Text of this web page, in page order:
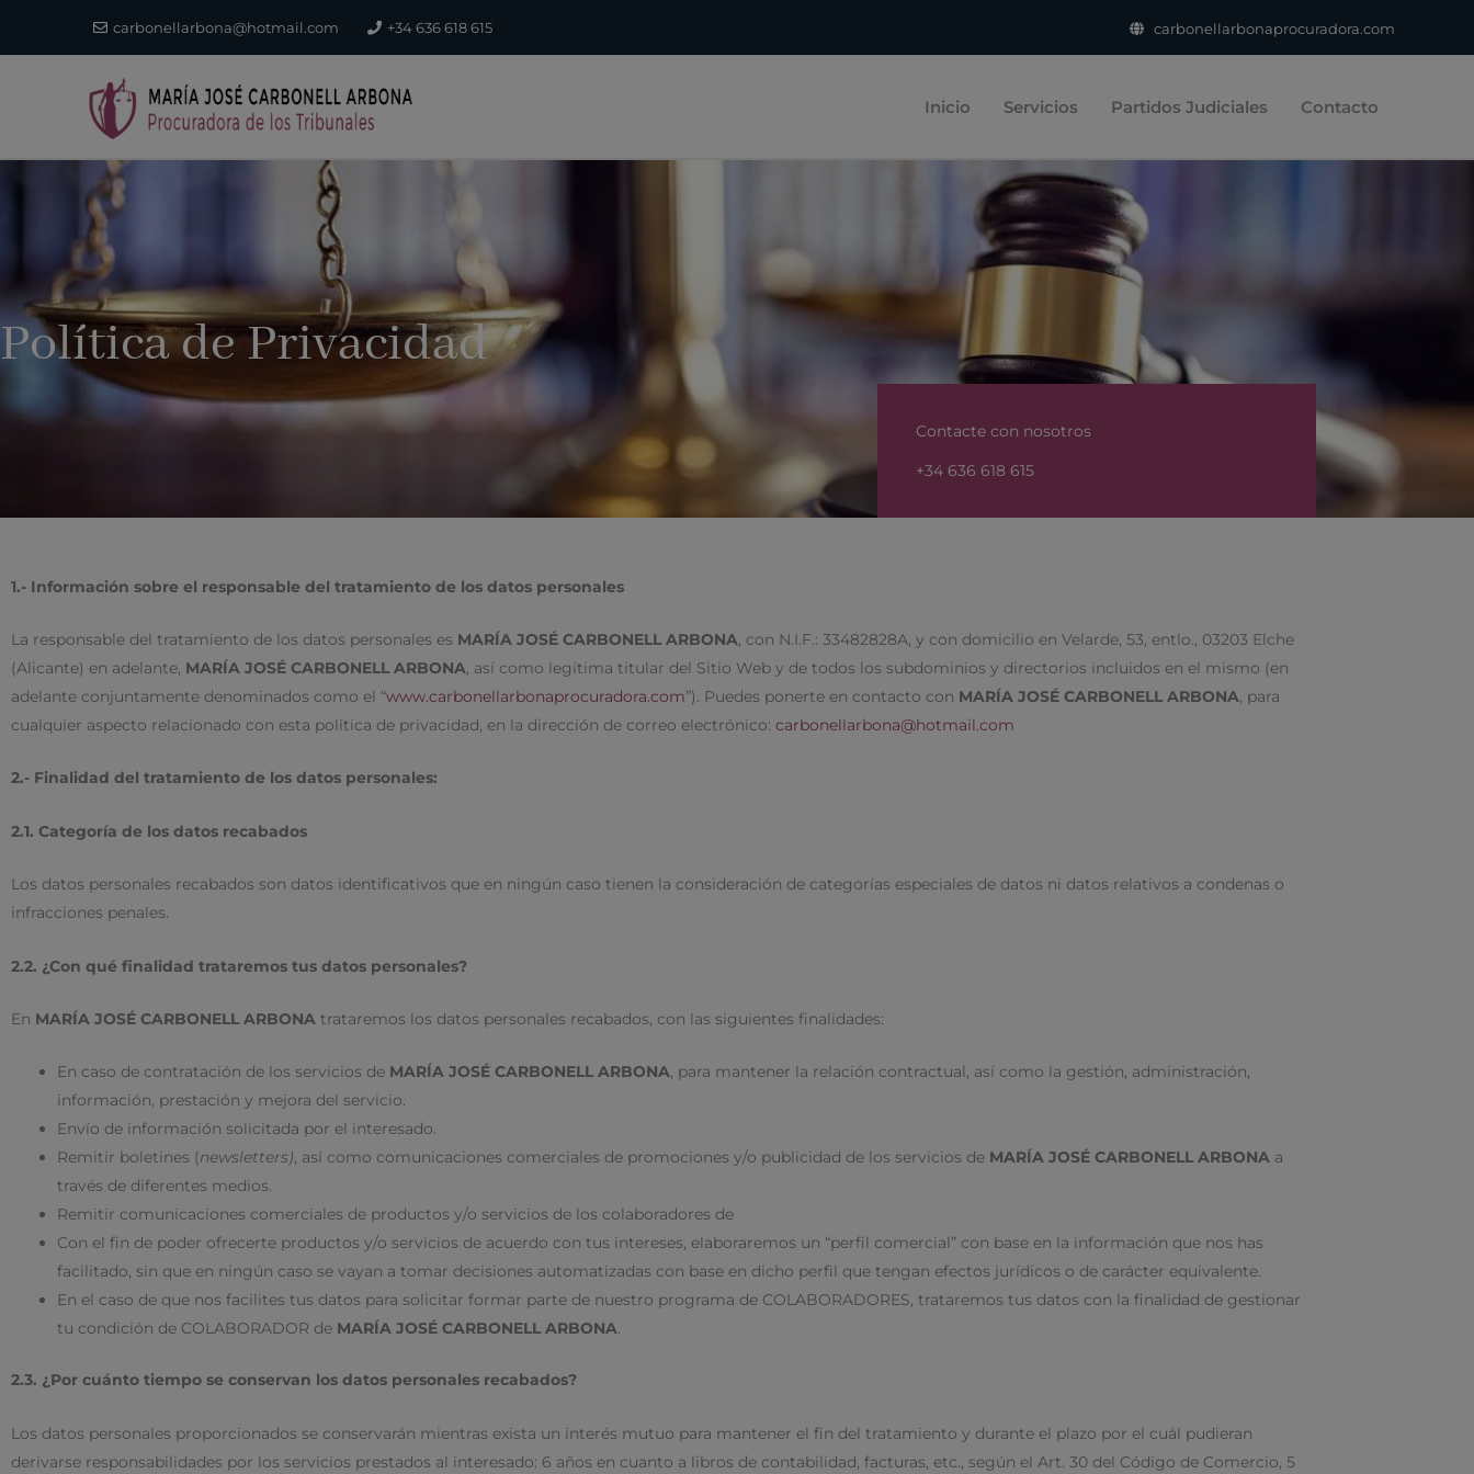
carbonellarbona@hotmail.com +34 636 618 615 carbonellarbonaprocuradora.com
Inicio Servicios Partidos Judiciales Contacto
Política de Privacidad
Contacte con nosotros
+34 636 618 615
1.- Información sobre el responsable del tratamiento de los datos personales
La responsable del tratamiento de los datos personales es MARÍA JOSÉ CARBONELL ARBONA, con N.I.F.: 33482828A, y con domicilio en Velarde, 53, entlo., 03203 Elche
(Alicante) en adelante, MARÍA JOSÉ CARBONELL ARBONA, así como legítima titular del Sitio Web y de todos los subdominios y directorios incluidos en el mismo (en
adelante conjuntamente denominados como el “www.carbonellarbonaprocuradora.com”). Puedes ponerte en contacto con MARÍA JOSÉ CARBONELL ARBONA, para
cualquier aspecto relacionado con esta política de privacidad, en la dirección de correo electrónico: carbonellarbona@hotmail.com
2.- Finalidad del tratamiento de los datos personales:
2.1. Categoría de los datos recabados
Los datos personales recabados son datos identificativos que en ningún caso tienen la consideración de categorías especiales de datos ni datos relativos a condenas o
infracciones penales.
2.2. ¿Con qué finalidad trataremos tus datos personales?
En MARÍA JOSÉ CARBONELL ARBONA trataremos los datos personales recabados, con las siguientes finalidades:
En caso de contratación de los servicios de MARÍA JOSÉ CARBONELL ARBONA, para mantener la relación contractual, así como la gestión, administración,
información, prestación y mejora del servicio.
Envío de información solicitada por el interesado.
Remitir boletines (newsletters), así como comunicaciones comerciales de promociones y/o publicidad de los servicios de MARÍA JOSÉ CARBONELL ARBONA a
través de diferentes medios.
Remitir comunicaciones comerciales de productos y/o servicios de los colaboradores de
Con el fin de poder ofrecerte productos y/o servicios de acuerdo con tus intereses, elaboraremos un “perfil comercial” con base en la información que nos has
facilitado, sin que en ningún caso se vayan a tomar decisiones automatizadas con base en dicho perfil que tengan efectos jurídicos o de carácter equivalente.
En el caso de que nos facilites tus datos para solicitar formar parte de nuestro programa de COLABORADORES, trataremos tus datos con la finalidad de gestionar
tu condición de COLABORADOR de MARÍA JOSÉ CARBONELL ARBONA.
2.3. ¿Por cuánto tiempo se conservan los datos personales recabados?
Los datos personales proporcionados se conservarán mientras exista un interés mutuo para mantener el fin del tratamiento y durante el plazo por el cuál pudieran
derivarse responsabilidades por los servicios prestados al interesado: 6 años en cuanto a libros de contabilidad, facturas, etc., según el Art. 30 del Código de Comercio, 5